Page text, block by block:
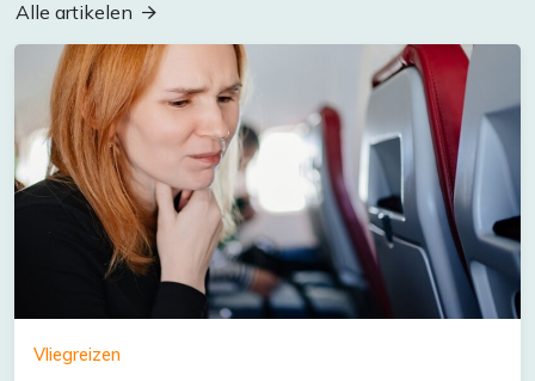
Alle artikelen
Vliegreizen